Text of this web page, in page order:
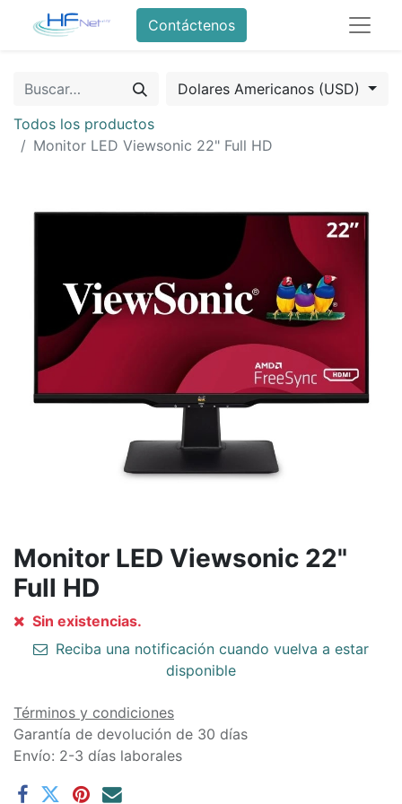
Contáctenos
Dolares Americanos (USD)
Todos los productos
Monitor LED Viewsonic 22" Full HD
Monitor LED Viewsonic 22"
Full HD
Sin existencias.
Reciba una notificación cuando vuelva a estar
disponible
Términos y condiciones
Garantía de devolución de 30 días
Envío: 2-3 días laborales